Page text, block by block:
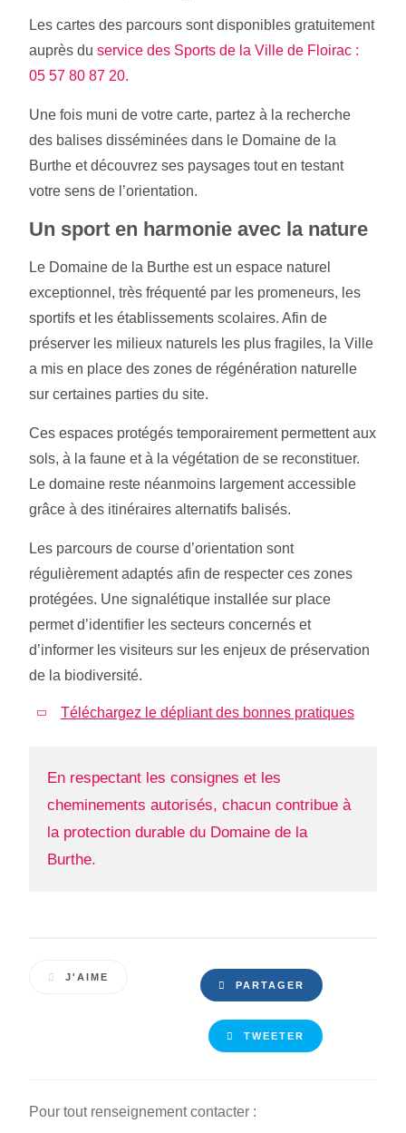
Les cartes des parcours sont disponibles gratuitement
auprès du service des Sports de la Ville de Floirac :
05 57 80 87 20.
Une fois muni de votre carte, partez à la recherche
des balises disséminées dans le Domaine de la
Burthe et découvrez ses paysages tout en testant
votre sens de l’orientation.
Un sport en harmonie avec la nature
Le Domaine de la Burthe est un espace naturel
exceptionnel, très fréquenté par les promeneurs, les
sportifs et les établissements scolaires. Afin de
préserver les milieux naturels les plus fragiles, la Ville
a mis en place des zones de régénération naturelle
sur certaines parties du site.
Ces espaces protégés temporairement permettent aux
sols, à la faune et à la végétation de se reconstituer.
Le domaine reste néanmoins largement accessible
grâce à des itinéraires alternatifs balisés.
Les parcours de course d’orientation sont
régulièrement adaptés afin de respecter ces zones
protégées. Une signalétique installée sur place
permet d’identifier les secteurs concernés et
d’informer les visiteurs sur les enjeux de préservation
de la biodiversité.
Téléchargez le dépliant des bonnes pratiques
En respectant les consignes et les
cheminements autorisés, chacun contribue à
la protection durable du Domaine de la
Burthe.
J'AIME
PARTAGER
TWEETER
Pour tout renseignement contacter :